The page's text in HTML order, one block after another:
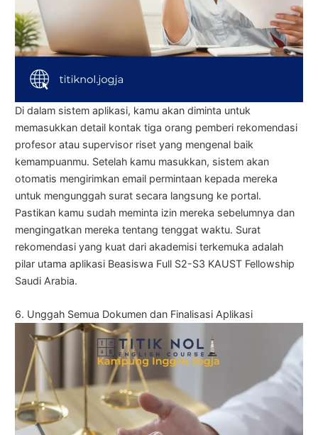
Di dalam sistem aplikasi, kamu akan diminta untuk
memasukkan detail kontak tiga orang pemberi rekomendasi
profesor atau supervisor riset yang mengenal baik
kemampuanmu. Setelah kamu masukkan, sistem akan
otomatis mengirimkan email permintaan kepada mereka
untuk mengunggah surat secara langsung ke portal.
Pastikan kamu sudah meminta izin mereka sebelumnya dan
mengingatkan mereka tentang tenggat waktu. Surat
rekomendasi yang kuat dari akademisi terkemuka adalah
pilar utama aplikasi Beasiswa Full S2-S3 KAUST Fellowship
Saudi Arabia.
6. Unggah Semua Dokumen dan Finalisasi Aplikasi